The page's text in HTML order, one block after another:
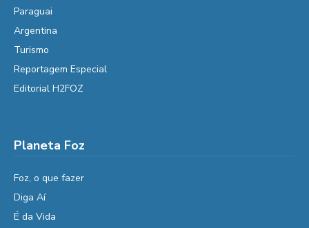
Paraguai
Argentina
Turismo
Reportagem Especial
Editorial H2FOZ
Planeta Foz
Foz, o que fazer
Diga Aí
É da Vida